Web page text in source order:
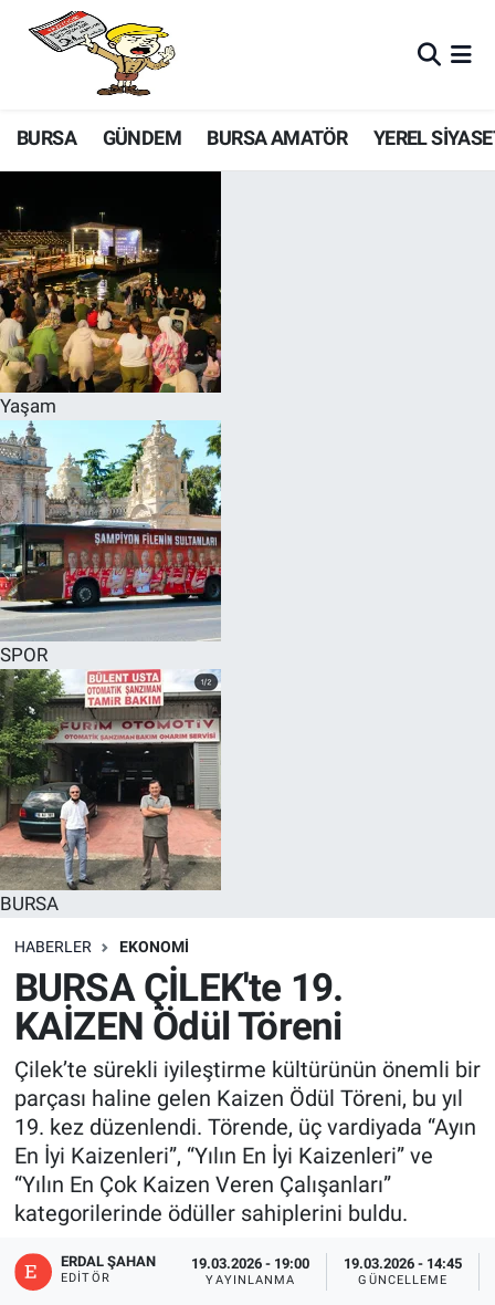
BURSA GÜNDEM BURSA AMATÖR YEREL
Yaşam
SPOR
BURSA
HABERLER EKONOMİ
BURSA ÇİLEK'te 19.
KAİZEN Ödül Töreni
Çilek’te sürekli iyileştirme kültürünün önemli bir
parçası haline gelen Kaizen Ödül Töreni, bu yıl
19. kez düzenlendi. Törende, üç vardiyada “Ayın
En İyi Kaizenleri”, “Yılın En İyi Kaizenleri” ve
“Yılın En Çok Kaizen Veren Çalışanları”
kategorilerinde ödüller sahiplerini buldu.
ERDAL ŞAHAN
EDITÖR
19.03.2026 - 19:00
YAYINLANMA
19.03.2026 - 14:45
GÜNCELLEME